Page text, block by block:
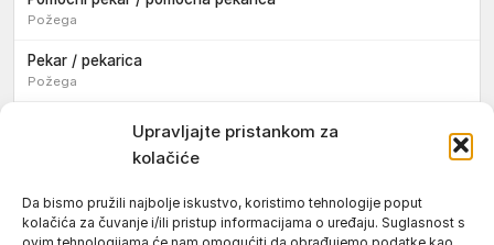
Upravljajte pristankom za
kolačiće
Da bismo pružili najbolje iskustvo, koristimo tehnologije poput
kolačića za čuvanje i/ili pristup informacijama o uređaju. Suglasnost s
Požega
Pekar / pekarica
Požega
Konobar / konobarica
Tokar / tokarica